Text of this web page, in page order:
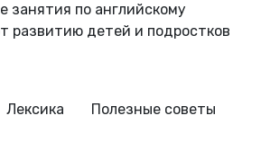
занятия по английскому
развитию детей и подростков
Лексика
Полезные советы